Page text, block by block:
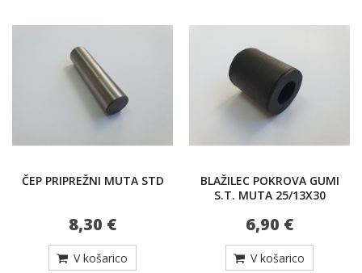
ČEP PRIPREŽNI MUTA STD
8,30 €
V košarico
BLAŽILEC POKROVA GUMI
S.T. MUTA 25/13X30
6,90 €
V košarico